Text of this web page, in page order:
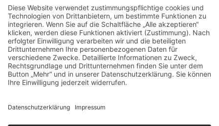
Links
Kolpingsfamilie Meitingen
© 2026 | Kolpingwerk Diözesanverband Augsburg